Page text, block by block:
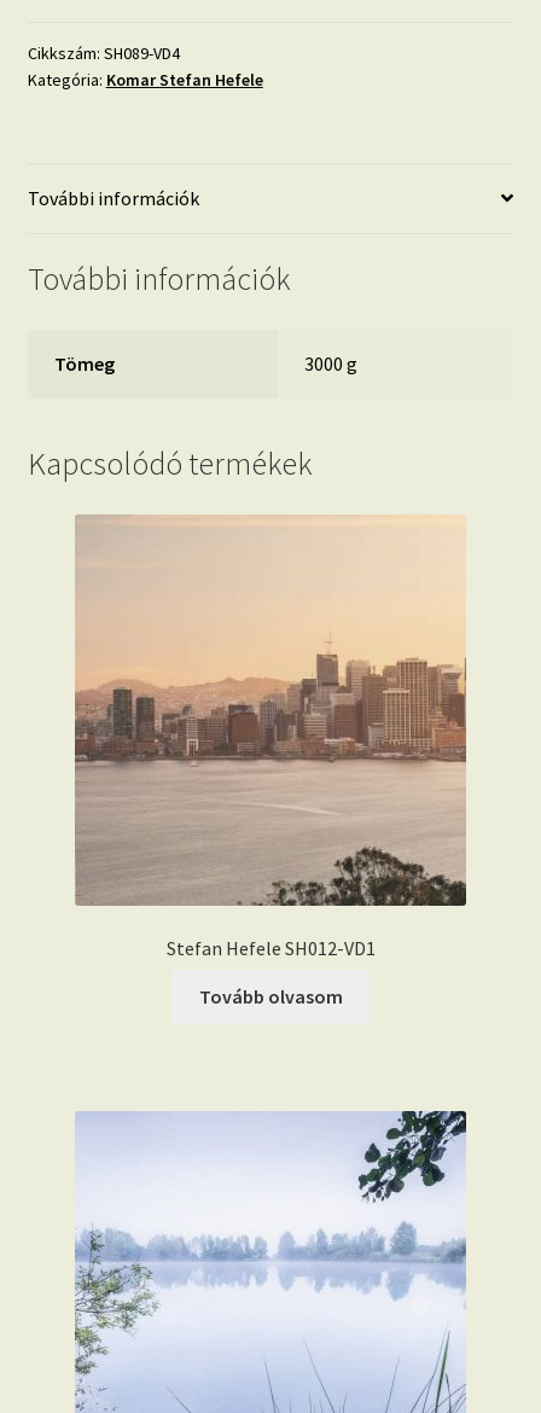
Cikkszám: SH089-VD4
Kategória: Komar Stefan Hefele
További információk
További információk
Tömeg 3000 g
Kapcsolódó termékek
Stefan Hefele SH012-VD1
Tovább olvasom